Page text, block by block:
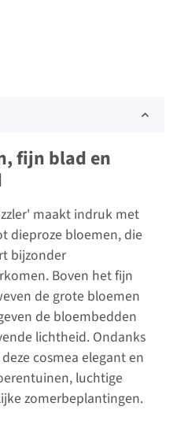
fijn blad en
maakt indruk met
dieproze bloemen, die
bijzonder
Boven het fijn
de grote bloemen
de bloembedden
lichtheid. Ondanks
cosmea elegant en
luchtige
zomerbeplantingen.